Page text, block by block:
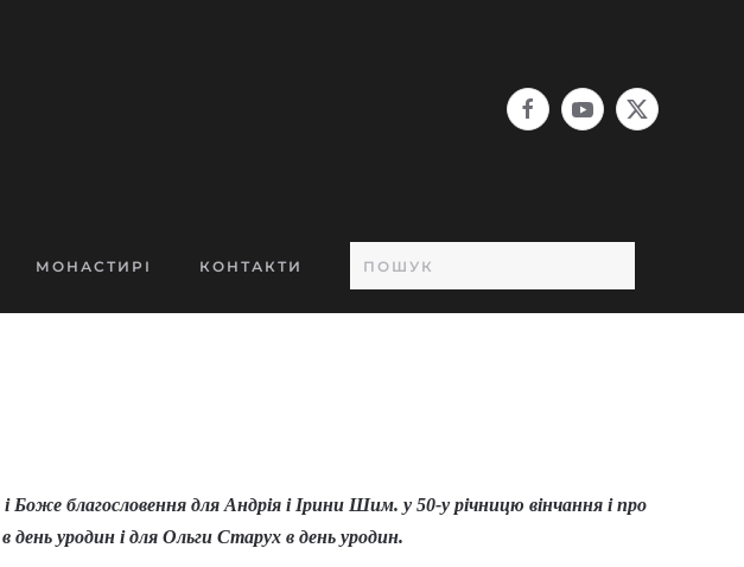
МОНАСТИРІ КОНТАКТИ
і Боже благословення для Андрія і Ірини Шим. у 50-у річницю вінчання і про
день уродин і для Ольги Старух в день уродин.